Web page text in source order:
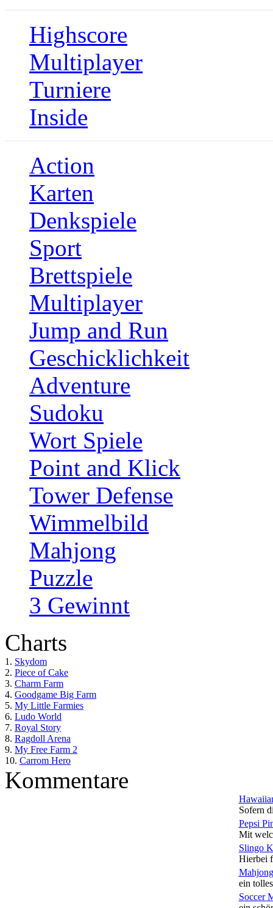
Highscore
Multiplayer
Turniere
Inside
Action
Karten
Denkspiele
Sport
Brettspiele
Multiplayer
Jump and Run
Geschicklichkeit
Adventure
Sudoku
Wort Spiele
Point and Klick
Tower Defense
Wimmelbild
Mahjong
Puzzle
3 Gewinnt
Charts
1. Skydom
2. Piece of Cake
3. Charm Farm
4. Goodgame Big Farm
5. My Little Farmies
6. Ludo World
7. Royal Story
8. Ragdoll Arena
9. My Free Farm 2
10. Carrom Hero
Kommentare
Sofern
Pepsi
Mit
Slingo
Hierbei
ein
Soccer